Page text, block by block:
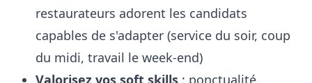
restaurateurs adorent les candidats
capables de s'adapter (service du soir, coup
du midi, travail le week-end)
Valorisez vos soft skills : ponctualité,